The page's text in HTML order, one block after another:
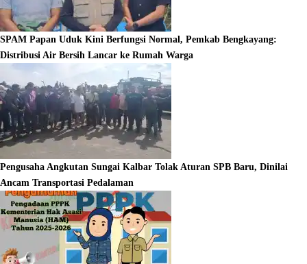
SPAM Papan Uduk Kini Berfungsi Normal, Pemkab Bengkayang:
Distribusi Air Bersih Lancar ke Rumah Warga
Pengusaha Angkutan Sungai Kalbar Tolak Aturan SPB Baru, Dinilai
Ancam Transportasi Pedalaman